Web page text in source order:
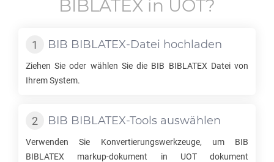
BIBLATEX in UOT?
BIB BIBLATEX-Datei hochladen
Ziehen Sie oder wählen Sie die BIB BIBLATEX Datei von
Ihrem System.
BIB BIBLATEX-Tools auswählen
Verwenden Sie Konvertierungswerkzeuge, um BIB
BIBLATEX markup-dokument in UOTdokument